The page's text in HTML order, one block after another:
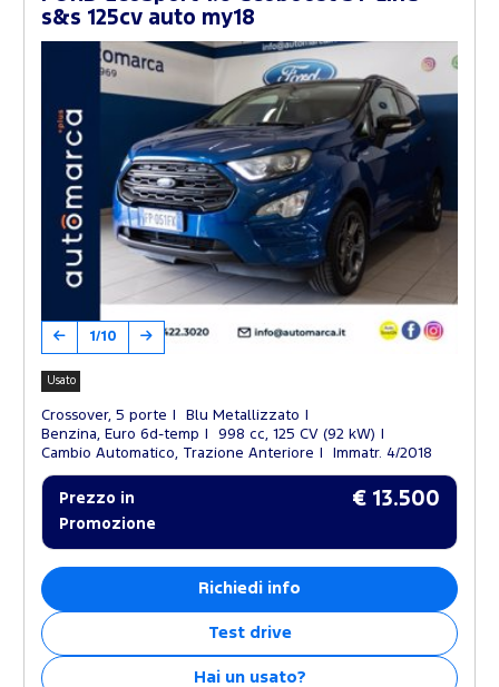
s&s 125cv auto my18
1/10
Usato
Crossover, 5 porte
Blu Metallizzato
Benzina, Euro 6d-temp
998 cc, 125 CV (92 kW)
Cambio Automatico, Trazione Anteriore
Immatr. 4/2018
Prezzo in
Promozione
€ 13.500
Richiedi info
Test drive
Hai un usato?